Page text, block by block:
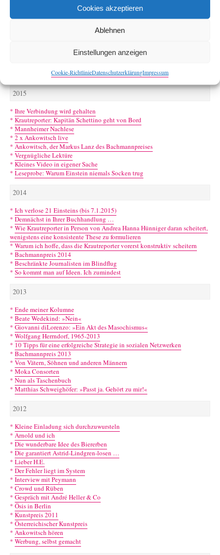
Cookies akzeptieren
Ablehnen
Einstellungen anzeigen
Cookie-RichtlinieDatenschutzerklärungImpressum
les.art: Ransmayr & Zeilinger
Was ich diese Woche gelernt habe / Folge 1
Fundstück: Brief aus dem Bergwerk vom 24.1. 1998
2015
* Ihre Verbindung wird gehalten
* Krautreporter: Kapitän Schettino geht von Bord
* Mannheimer Nachlese
* 2 x Ankowitsch live
* Ankowitsch, der Markus Lanz des Bachmannpreises
* Vergnügliche Lektüre
* Kleines Video in eigener Sache
* Leseprobe: Warum Einstein niemals Socken trug
2014
* Ich verlose 21 Einsteins (bis 7.1.2015)
* Demnächst in Ihrer Buchhandlung …
* Wie Krautreporter in Person von Andrea Hanna Hünniger daran scheitert,
wenigstens eine konsistente These zu formulieren
* Warum ich hoffe, dass die Krautreporter vorerst konstruktiv scheitern
* Bachmannpreis 2014
* Beschränkte Journalisten im Blindflug
* So kommt man auf Ideen. Ich zumindest
2013
* Ende meiner Kolumne
* Beate Wedekind: »Nein«
* Giovanni diLorenzo: »Ein Akt des Masochismus«
* Wolfgang Herrndorf, 1965-2013
* 10 Tipps für eine erfolgreiche Strategie in sozialen Netzwerken
* Bachmannpreis 2013
* Von Vätern, Söhnen und anderen Männern
* Moka Consorten
* Nun als Taschenbuch
* Matthias Schweighöfer: »Passt ja. Gehört zu mir!«
2012
* Kleine Einladung sich durchzuwursteln
* Arnold und ich
* Die wunderbare Idee des Biererben
* Die garantiert Astrid-Lindgren-losen …
* Lieber H.E.
* Der Fehler liegt im System
* Interview mit Peymann
* Crowd und Rüben
* Gespräch mit André Heller & Co
* Ösis in Berlin
* Kunstpreis 2011
* Österreichischer Kunstpreis
* Ankowitsch hören
* Werbung, selbst gemacht